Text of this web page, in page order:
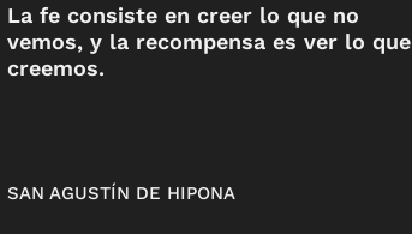
La fe consiste en creer lo que no
vemos, y la recompensa es ver lo que
creemos.
SAN AGUSTÍN DE HIPONA